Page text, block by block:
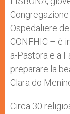
p e
r
k
Ospedaliere
CONFHIC – è
a-Pastora e a
preparare la
Clara do
Circa 30